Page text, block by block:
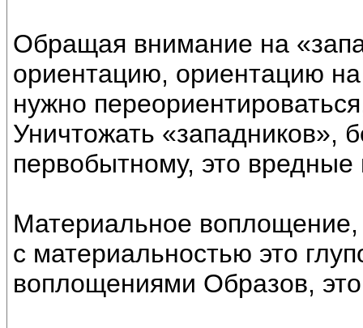
Обращая внимание на
ориентацию, ориентацию
нужно
Уничтожать «западников»,
первобытному, это вредные
Материальное воплощение,
с материальностью это
воплощениями Образов,